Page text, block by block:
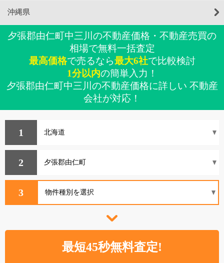
沖縄県
夕張郡由仁町中三川の不動産価格・不動産売買の
相場で無料一括査定
最高価格で売るなら最大6社で比較検討
1分以内の簡単入力！
夕張郡由仁町中三川の不動産価格に詳しい 不動産
会社が対応！
1
2
3